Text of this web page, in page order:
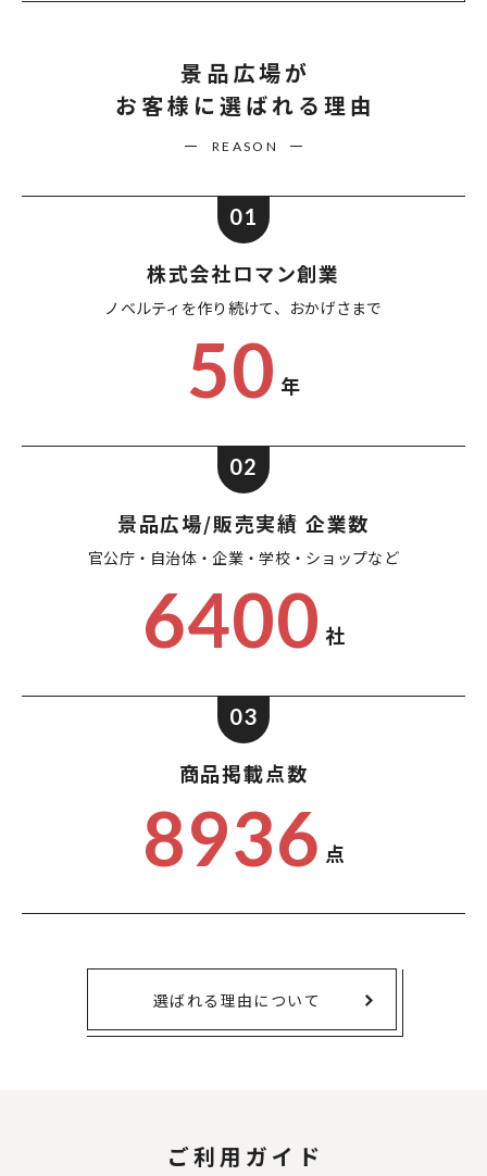
景品広場が
お客様に選ばれる理由
REASON
01
株式会社ロマン創業
ノベルティを作り続けて、 おかげさまで
50 年
02
景品広場/販売実績 企業数
官公庁・自治体・企業・学校・ショップなど
6400 社
03
商品掲載点数
8936 点
選ばれる理由について
ご利用ガイド